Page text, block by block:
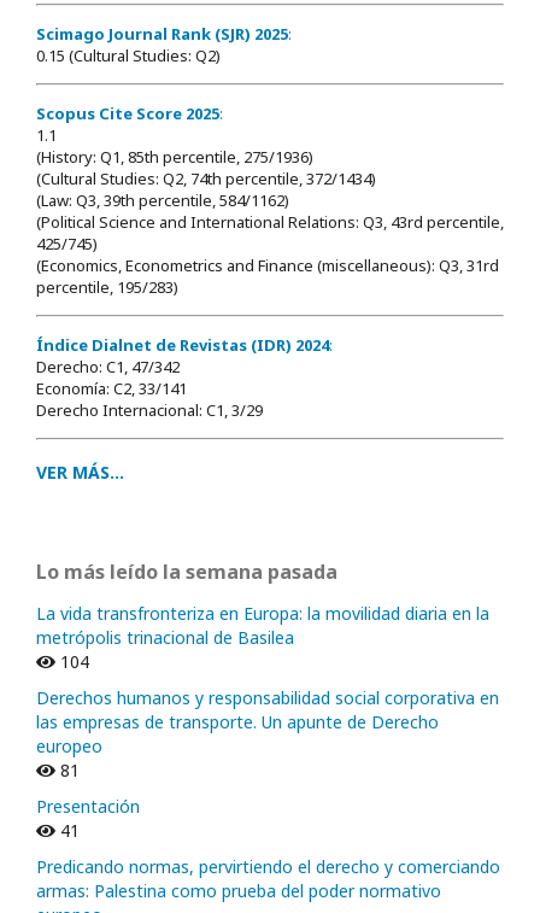
Scimago Journal Rank (SJR) 2025:
0.15 (Cultural Studies: Q2)
Scopus Cite Score 2025:
1.1
(History: Q1, 85th percentile, 275/1936)
(Cultural Studies: Q2, 74th percentile, 372/1434)
(Law: Q3, 39th percentile, 584/1162)
(Political Science and International Relations: Q3, 43rd percentile,
425/745)
(Economics, Econometrics and Finance (miscellaneous): Q3, 31rd
percentile, 195/283)
Índice Dialnet de Revistas (IDR) 2024:
Derecho: C1, 47/342
Economía: C2, 33/141
Derecho Internacional: C1, 3/29
VER MÁS...
Lo más leído la semana pasada
La vida transfronteriza en Europa: la movilidad diaria en la
metrópolis trinacional de Basilea
104
Derechos humanos y responsabilidad social corporativa en
las empresas de transporte. Un apunte de Derecho
europeo
81
Presentación
41
Predicando normas, pervirtiendo el derecho y comerciando
armas: Palestina como prueba del poder normativo